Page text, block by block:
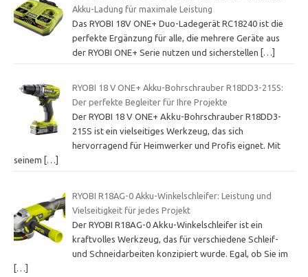
Akku-Ladung für maximale Leistung
Das RYOBI 18V ONE+ Duo-Ladegerät RC18240 ist die
perfekte Ergänzung für alle, die mehrere Geräte aus
der RYOBI ONE+ Serie nutzen und sicherstellen
[…]
RYOBI 18 V ONE+ Akku-Bohrschrauber R18DD3-215S:
Der perfekte Begleiter für Ihre Projekte
Der RYOBI 18 V ONE+ Akku-Bohrschrauber R18DD3-
215S ist ein vielseitiges Werkzeug, das sich
hervorragend für Heimwerker und Profis eignet. Mit
seinem
[…]
RYOBI R18AG-0 Akku-Winkelschleifer: Leistung und
Vielseitigkeit für jedes Projekt
Der RYOBI R18AG-0 Akku-Winkelschleifer ist ein
kraftvolles Werkzeug, das für verschiedene Schleif-
und Schneidarbeiten konzipiert wurde. Egal, ob Sie im
[…]